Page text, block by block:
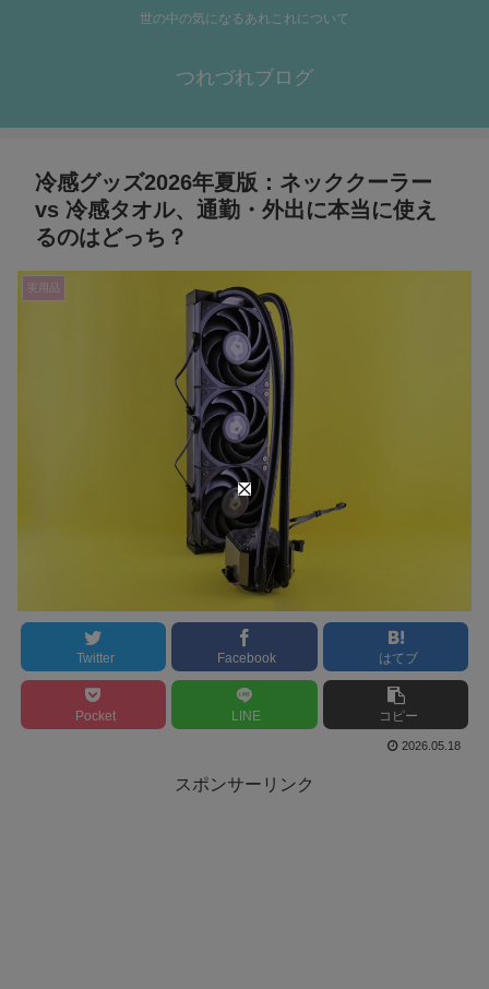
世の中の気になるあれこれについて
つれづれブログ
冷感グッズ2026年夏版：ネッククーラー
vs 冷感タオル、通勤・外出に本当に使え
るのはどっち？
実用品
Twitter Facebook はてブ
Pocket LINE コピー
2026.05.18
スポンサーリンク